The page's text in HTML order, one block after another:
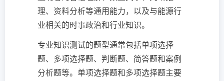
理、资料分析等通用能力，以及与能源行
业相关的时事政治和行业知识。
专业知识测试的题型通常包括单项选择
题、多项选择题、判断题、简答题和案例
分析题等。单项选择题和多项选择题主要